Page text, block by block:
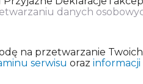
w wysokości
danych
na przetwarzanie Twoich
serwisu orazinformacji